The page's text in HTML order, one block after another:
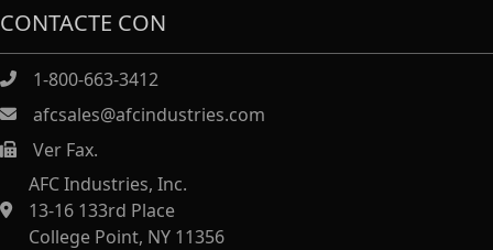
CONTACTE CON
1-800-663-3412
afcsales@afcindustries.com
https://afcindustries.com/contact/#:~:text=Fax
Ver Fax.
AFC Industries, Inc.
13-16 133rd Place
College Point, NY 11356